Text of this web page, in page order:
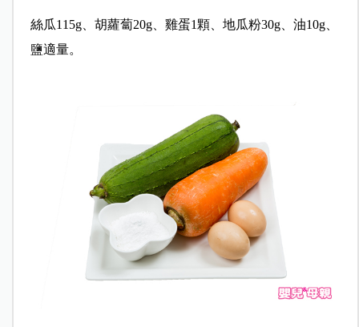
絲瓜115g、胡蘿蔔20g、雞蛋1顆、地瓜粉30g、油10g、
鹽適量。